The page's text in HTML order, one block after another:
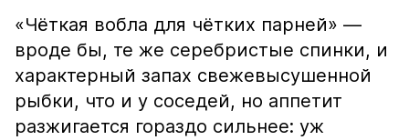
«Чёткая вобла для чётких парней» —
вроде бы, те же серебристые спинки, и
характерный запах свежевысушенной
рыбки, что и у соседей, но аппетит
разжигается гораздо сильнее: уж